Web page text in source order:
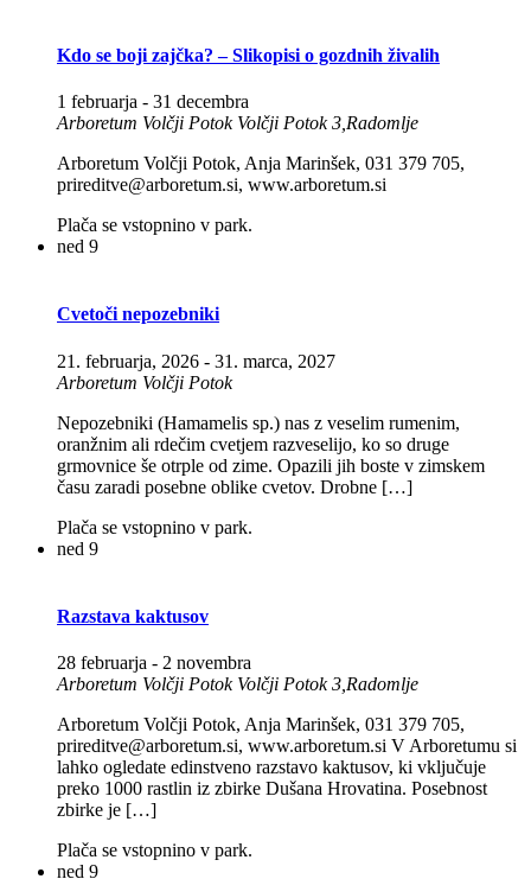
Kdo se boji zajčka? – Slikopisi o gozdnih živalih
1 februarja - 31 decembra
Arboretum Volčji Potok Volčji Potok 3,Radomlje
Arboretum Volčji Potok, Anja Marinšek, 031 379 705,
prireditve@arboretum.si, www.arboretum.si
Plača se vstopnino v park.
ned 9
Cvetoči nepozebniki
21. februarja, 2026 - 31. marca, 2027
Arboretum Volčji Potok
Nepozebniki (Hamamelis sp.) nas z veselim rumenim,
oranžnim ali rdečim cvetjem razveselijo, ko so druge
grmovnice še otrple od zime. Opazili jih boste v zimskem
času zaradi posebne oblike cvetov. Drobne […]
Plača se vstopnino v park.
ned 9
Razstava kaktusov
28 februarja - 2 novembra
Arboretum Volčji Potok Volčji Potok 3,Radomlje
Arboretum Volčji Potok, Anja Marinšek, 031 379 705,
prireditve@arboretum.si, www.arboretum.si V Arboretumu si
lahko ogledate edinstveno razstavo kaktusov, ki vključuje
preko 1000 rastlin iz zbirke Dušana Hrovatina. Posebnost
zbirke je […]
Plača se vstopnino v park.
ned 9